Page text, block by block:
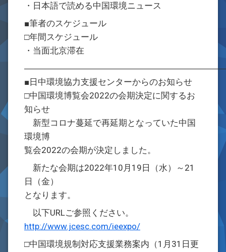
・日本語で読める中国環境ニュース
■筆者のスケジュール
□年間スケジュール
・当面北京滞在
■日中環境協力支援センターからのお知らせ
□中国環境博覧会2022の会期決定に関するお
知らせ
新型コロナ蔓延で再延期となっていた中国
環境博
覧会2022の会期が決定しました。
新たな会期は2022年10月19日（水）～21
日（金）
となります。
以下URLご参照ください。
http://www.jcesc.com/ieexpo/
□中国環境規制対応支援業務案内（1月31日更